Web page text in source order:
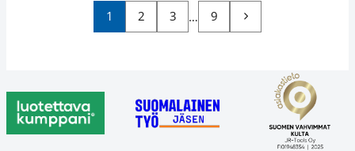
1 2 3 … 9 Seuraava
sivu